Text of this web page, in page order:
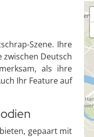
Szene. Ihre
zwischen Deutsch
als ihre
Ihr Feature auf
gepaart mit